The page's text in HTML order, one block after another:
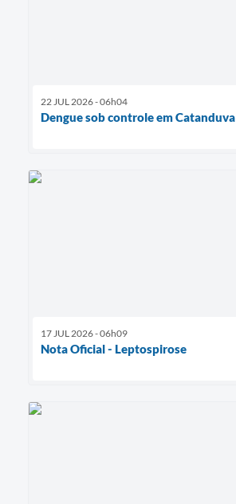
22 JUL 2026 - 06h04
Dengue sob controle em Catanduva
17 JUL 2026 - 06h09
Nota Oficial - Leptospirose